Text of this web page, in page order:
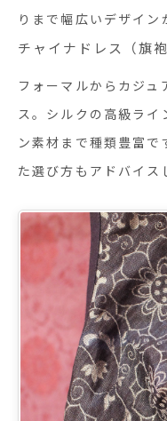
りまで幅広いデザイン
チャイナドレス（旗袍
フォーマルからカジ
ス。シルクの高級ラ
ン素材まで種類豊富
た選び方もアドバイス